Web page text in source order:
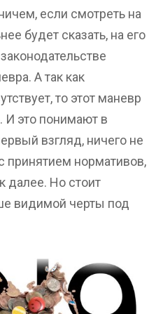
если смотреть на
будет сказать, на его
А так как
то этот маневр
И это понимают в
взгляд, ничего не
принятием нормативов,
далее. Но стоит
видимой черты под